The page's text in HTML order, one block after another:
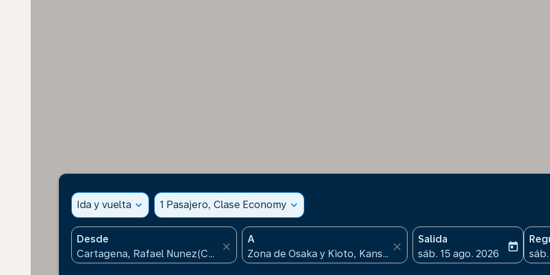
Ida y vuelta expand_more 1 Pasajero, Clase Economy expand_more
Desde
close
A
close
Salida
fc-booking-departure-
sáb. 15 ago. 2026
today
fc-